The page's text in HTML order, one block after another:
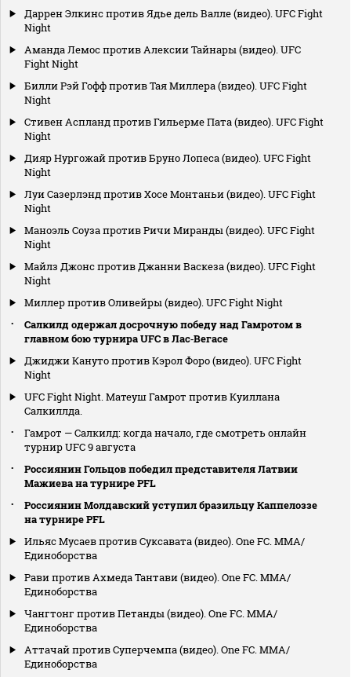
Даррен Элкинс против Ядье дель Валле (видео). UFC Fight
Night
Аманда Лемос против Алексии Тайнары (видео). UFC
Fight Night
Билли Рэй Гофф против Тая Миллера (видео). UFC Fight
Night
Стивен Аспланд против Гильерме Пата (видео). UFC Fight
Night
Дияр Нургожай против Бруно Лопеса (видео). UFC Fight
Night
Луи Сазерлэнд против Хосе Монтаньи (видео). UFC Fight
Night
Маноэль Соуза против Ричи Миранды (видео). UFC Fight
Night
Майлз Джонс против Джанни Васкеза (видео). UFC Fight
Night
Миллер против Оливейры (видео). UFC Fight Night
Салкилд одержал досрочную победу над Гамротом в
главном бою турнира UFC в Лас‑Вегасе
Джиджи Кануто против Кэрол Форо (видео). UFC Fight
Night
UFC Fight Night. Матеуш Гамрот против Куиллана
Салкиллда.
Гамрот — Салкилд: когда начало, где смотреть онлайн
турнир UFC 9 августа
Россиянин Гольцов победил представителя Латвии
Мажиева на турнире PFL
Россиянин Молдавский уступил бразильцу Каппелоззе
на турнире PFL
Ильяс Мусаев против Суксавата (видео). One FC. MMA/
Единоборства
Рави против Ахмеда Тантави (видео). One FC. MMA/
Единоборства
Чангтонг против Петанды (видео). One FC. MMA/
Единоборства
Аттачай против Суперчемпа (видео). One FC. MMA/
Единоборства